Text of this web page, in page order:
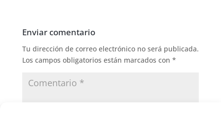
Enviar comentario
Tu dirección de correo electrónico no será publicada.
Los campos obligatorios están marcados con *